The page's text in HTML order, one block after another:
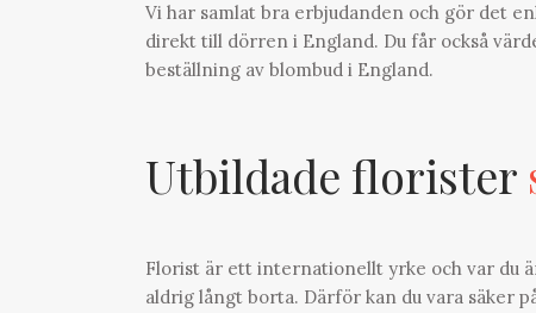
Vi har samlat bra erbjudanden och gör det
direkt till dörren i England. Du får också
beställning av blombud i England.
Utbildade florister
Florist är ett internationellt yrke och var du
aldrig långt borta. Därför kan du vara